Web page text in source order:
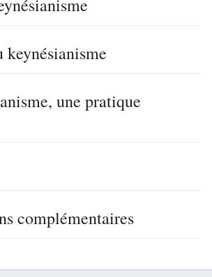
une pratique
complémentaires